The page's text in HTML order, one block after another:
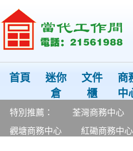
首頁
迷你
倉
文件
櫃
商
中
特別推薦： 荃灣商務中心
觀塘商務中心
紅磡商務中心